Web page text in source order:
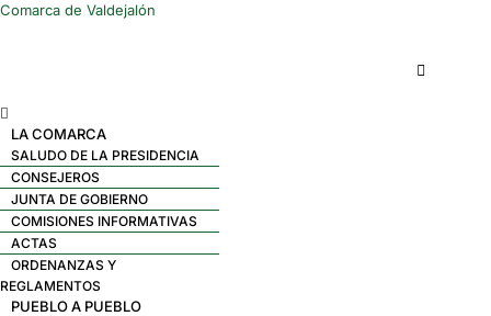
Comarca de Valdejalón
Menú
LA COMARCA
SALUDO DE LA PRESIDENCIA
CONSEJEROS
JUNTA DE GOBIERNO
COMISIONES INFORMATIVAS
ACTAS
ORDENANZAS Y
REGLAMENTOS
PUEBLO A PUEBLO